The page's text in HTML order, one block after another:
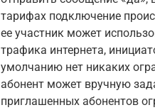
тарифах подключение
ее участник может
трафика интернета,
умолчанию нет никаких
абонент может вручную
приглашенных абонентов